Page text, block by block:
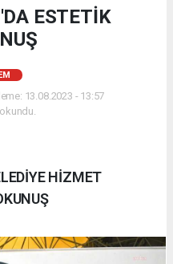
ESTETİK
13.08.2023 - 13:57
HİZMET